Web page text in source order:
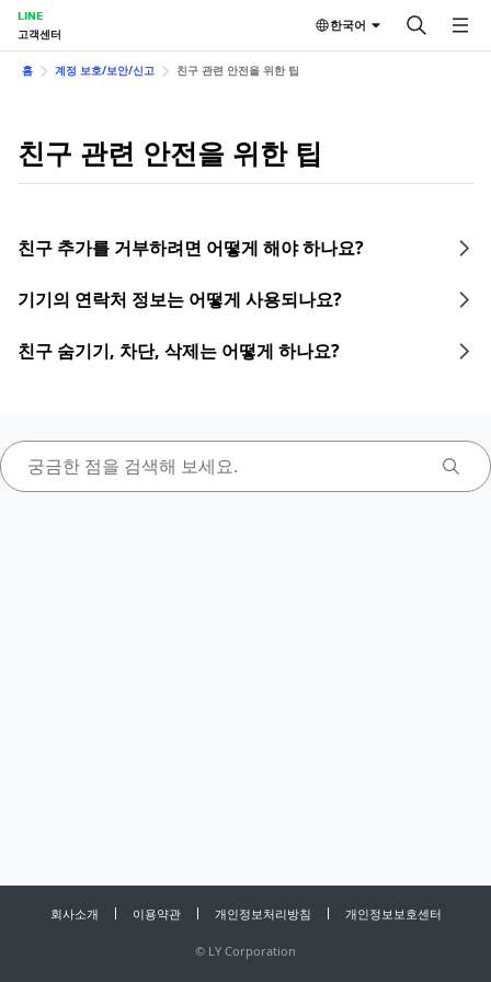
LINE
고객센터
한국어
홈 계정 보호/보안/신고 친구 관련 안전을 위한 팁
친구 관련 안전을 위한 팁
친구 추가를 거부하려면 어떻게 해야 하나요?
기기의 연락처 정보는 어떻게 사용되나요?
친구 숨기기, 차단, 삭제는 어떻게 하나요?
회사소개 이용약관 개인정보처리방침 개인정보보호센터
© LY Corporation